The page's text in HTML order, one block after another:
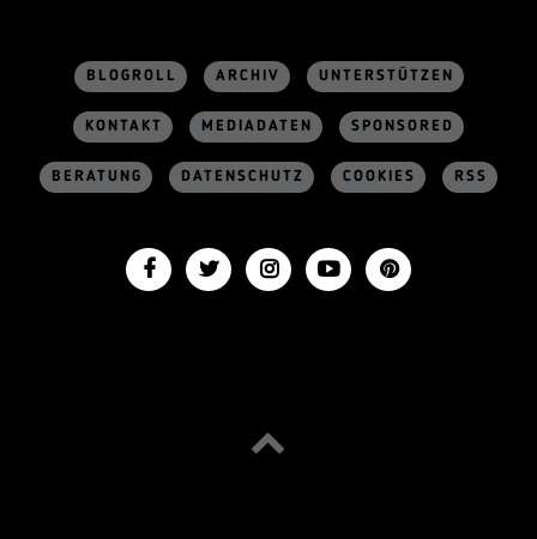
BLOGROLL ARCHIV UNTERSTÜTZEN
KONTAKT MEDIADATEN SPONSORED
BERATUNG DATENSCHUTZ COOKIES RSS